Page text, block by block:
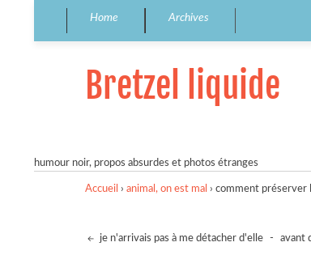
Home Archives
Bretzel liquide
humour noir, propos absurdes et photos étranges
Accueil › animal, on est mal › comment préserver
je n'arrivais pas à me détacher d'elle - avant